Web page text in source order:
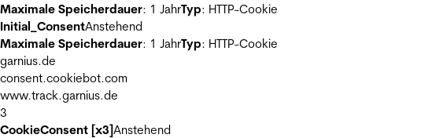
Maximale Speicherdauer: 1 JahrTyp: HTTP-Cookie
Initial_ConsentAnstehend
Maximale Speicherdauer: 1 JahrTyp: HTTP-Cookie
garnius.de
consent.cookiebot.com
www.track.garnius.de
3
CookieConsent [x3]Anstehend